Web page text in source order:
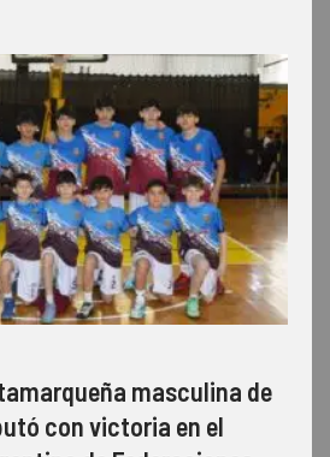
masculina de
con victoria en el